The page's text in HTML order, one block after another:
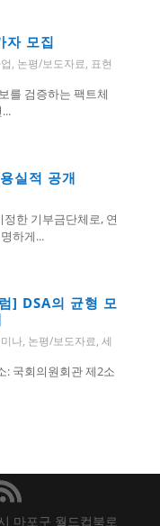
자 모집
, 논평/보도자료, 표현
를 검증하는 팩트체
실적 공개
한 기부금단체로, 연
하게...
] DSA의 균형 모
나, 논평/보도자료, 세
: 국회의원회관 제2소
마포구 월드컵북로